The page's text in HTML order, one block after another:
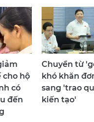
cho hộ
có
đến
Chuyển từ
khó khăn
sang 'trao
kiến tạo'